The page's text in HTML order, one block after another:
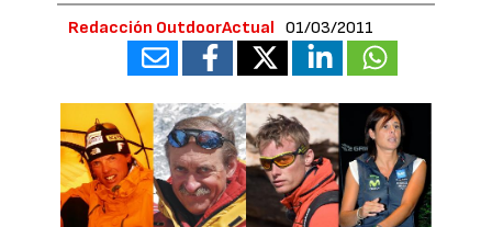
Redacción OutdoorActual 01/03/2011